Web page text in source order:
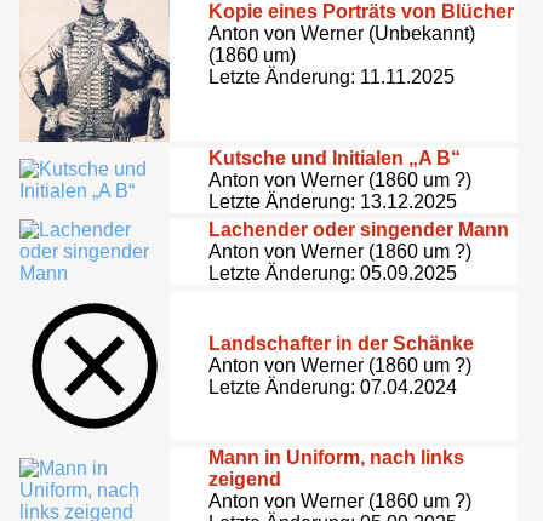
Kopie eines Porträts von Blücher
Anton von Werner (Unbekannt)
(1860 um)
Letzte Änderung: 11.11.2025
Kutsche und Initialen „A B“
Anton von Werner (1860 um ?)
Letzte Änderung: 13.12.2025
Lachender oder singender Mann
Anton von Werner (1860 um ?)
Letzte Änderung: 05.09.2025
Landschafter in der Schänke
Anton von Werner (1860 um ?)
Letzte Änderung: 07.04.2024
Mann in Uniform, nach links
zeigend
Anton von Werner (1860 um ?)